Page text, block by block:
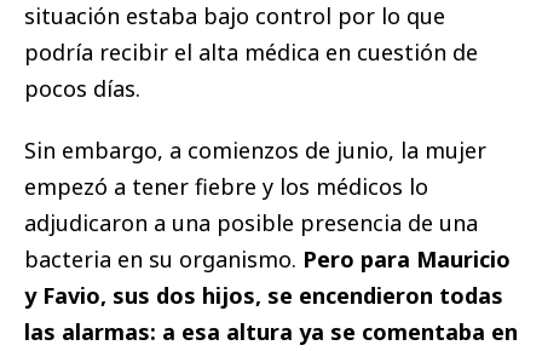
situación estaba bajo control por lo que
podría recibir el alta médica en cuestión de
pocos días.
Sin embargo, a comienzos de junio, la mujer
empezó a tener fiebre y los médicos lo
adjudicaron a una posible presencia de una
bacteria en su organismo. Pero para Mauricio
y Favio, sus dos hijos, se encendieron todas
las alarmas: a esa altura ya se comentaba en